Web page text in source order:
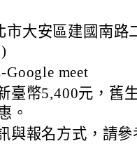
市大安區建國南路
Google meet
臺幣5,400元，舊
。
與報名方式，請